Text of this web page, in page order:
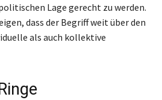
Lage gerecht zu werden.
dass der Begriff weit über den
als auch kollektive